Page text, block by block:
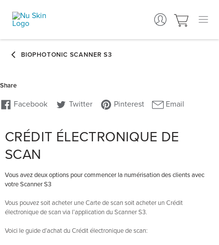
CRÉDIT ÉLECTRONIQUE DE
SCAN
Vous avez deux options pour commencer la numérisation des clients avec
votre Scanner S3
Vous pouvez soit acheter une Carte de scan soit acheter un Crédit
électronique de scan via l’application du Scanner S3.
Voici le guide d’achat du Crédit électronique de scan: